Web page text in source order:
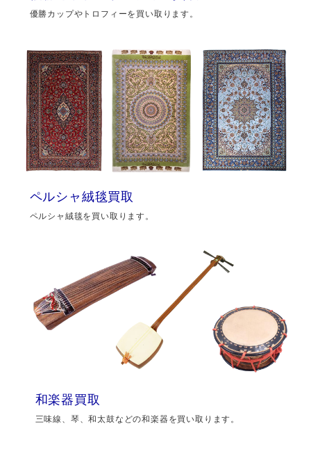
優勝カップやトロフィーを買い取ります。
ペルシャ絨毯買取
ペルシャ絨毯を買い取ります。
和楽器買取
三味線、琴、和太鼓などの和楽器を買い取ります。